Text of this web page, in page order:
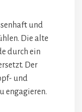
und
Die alte
durch ein
Der
und
engagieren.